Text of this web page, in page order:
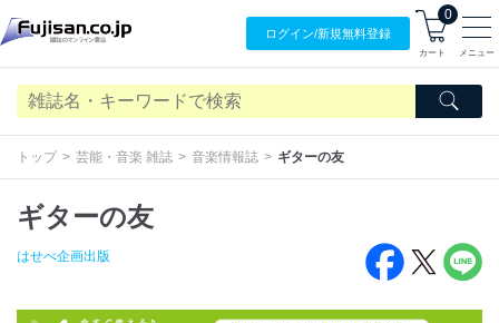
ログイン/新規無料登録
0
カート メニュー
トップ 芸能・音楽 雑誌 音楽情報誌 ギターの友
ギターの友
はせべ企画出版